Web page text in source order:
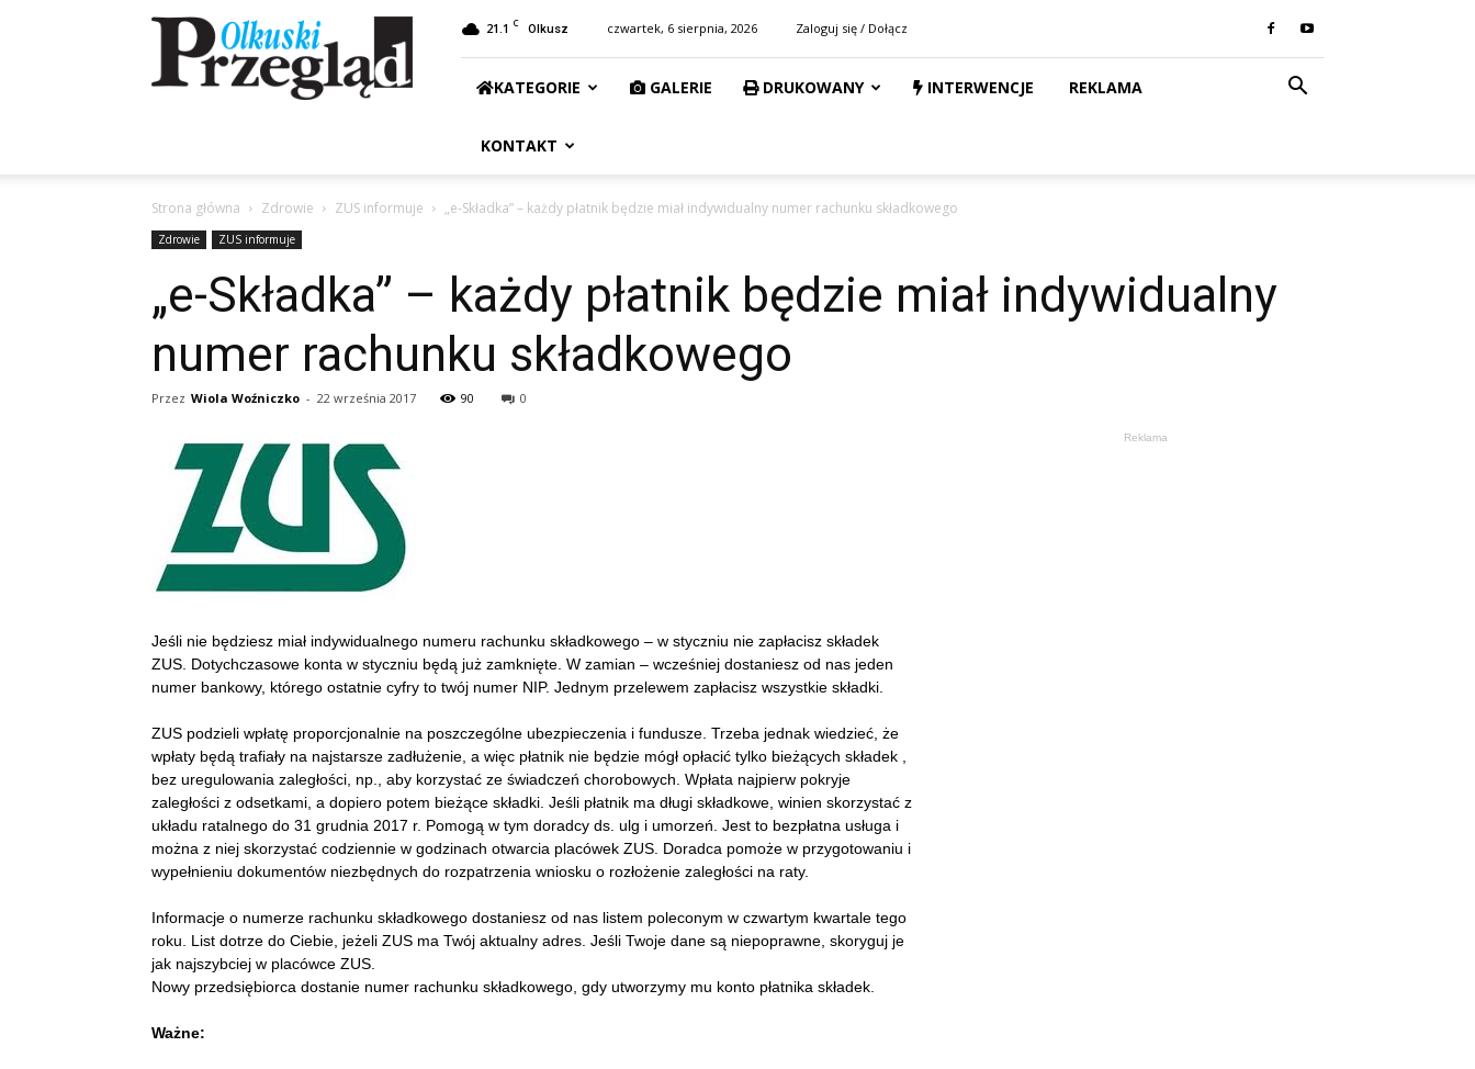
Przegląd
Olkuski
21.1 C Olkusz czwartek, 6 sierpnia, 2026 Zaloguj się / Dołącz
KATEGORIE GALERIE DRUKOWANY INTERWENCJE REKLAMA
KONTAKT
Strona główna Zdrowie ZUS informuje „e-Składka” – każdy płatnik będzie miał indywidualny numer rachunku składkowego
Zdrowie ZUS informuje
„e-Składka” – każdy płatnik będzie miał indywidualny
numer rachunku składkowego
Przez Wiola Woźniczko - 22 września 2017 90 0
Jeśli nie będziesz miał indywidualnego numeru rachunku składkowego – w styczniu nie zapłacisz składek
ZUS. Dotychczasowe konta w styczniu będą już zamknięte. W zamian – wcześniej dostaniesz od nas jeden
numer bankowy, którego ostatnie cyfry to twój numer NIP. Jednym przelewem zapłacisz wszystkie składki.
ZUS podzieli wpłatę proporcjonalnie na poszczególne ubezpieczenia i fundusze. Trzeba jednak wiedzieć, że
wpłaty będą trafiały na najstarsze zadłużenie, a więc płatnik nie będzie mógł opłacić tylko bieżących składek ,
bez uregulowania zaległości, np., aby korzystać ze świadczeń chorobowych. Wpłata najpierw pokryje
zaległości z odsetkami, a dopiero potem bieżące składki. Jeśli płatnik ma długi składkowe, winien skorzystać z
układu ratalnego do 31 grudnia 2017 r. Pomogą w tym doradcy ds. ulg i umorzeń. Jest to bezpłatna usługa i
można z niej skorzystać codziennie w godzinach otwarcia placówek ZUS. Doradca pomoże w przygotowaniu i
wypełnieniu dokumentów niezbędnych do rozpatrzenia wniosku o rozłożenie zaległości na raty.
Informacje o numerze rachunku składkowego dostaniesz od nas listem poleconym w czwartym kwartale tego
roku. List dotrze do Ciebie, jeżeli ZUS ma Twój aktualny adres. Jeśli Twoje dane są niepoprawne, skoryguj je
jak najszybciej w placówce ZUS.
Nowy przedsiębiorca dostanie numer rachunku składkowego, gdy utworzymy mu konto płatnika składek.
Ważne:
Reklama